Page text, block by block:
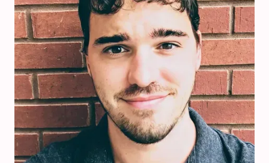
University through the WAMCAD project and faculty
enrichment program. He has collaborated on international
projects, mentored upcoming public health professionals, and
published widely in peer-reviewed journals. His work focuses on
training modelers and supporting policymaker decisions
through modelling interventions effectiveness. Mor is a member
of the AMMnet Board, serves on the Local Chapter Development
Task Force and has served on the Annual Meeting Planning Task
Force.